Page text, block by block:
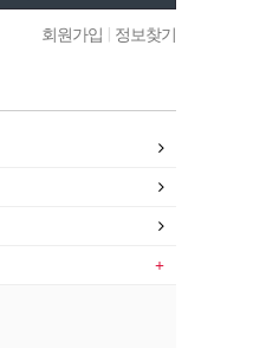
회원가입 정보찾기